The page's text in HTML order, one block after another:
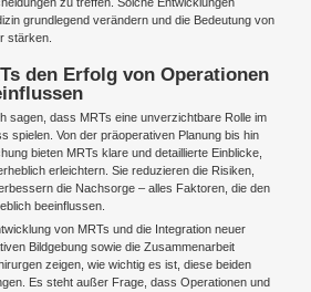
grundlegend verändern und die Bedeutung von
stärken.
den Erfolg von Operationen
sagen, dass MRTs eine unverzichtbare Rolle im
spielen. Von der präoperativen Planung bis hin
bieten MRTs klare und detaillierte Einblicke,
erleichtern. Sie reduzieren die Risiken,
die Nachsorge – alles Faktoren, die den
beeinflussen.
von MRTs und die Integration neuer
Bildgebung sowie die Zusammenarbeit
zeigen, wie wichtig es ist, diese beiden
Es steht außer Frage, dass Operationen und